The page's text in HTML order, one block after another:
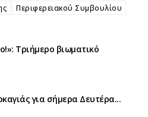
Περιφερειακού Συμβουλίου
Τριήμερο βιωματικό
για σήμερα Δευτέρα...